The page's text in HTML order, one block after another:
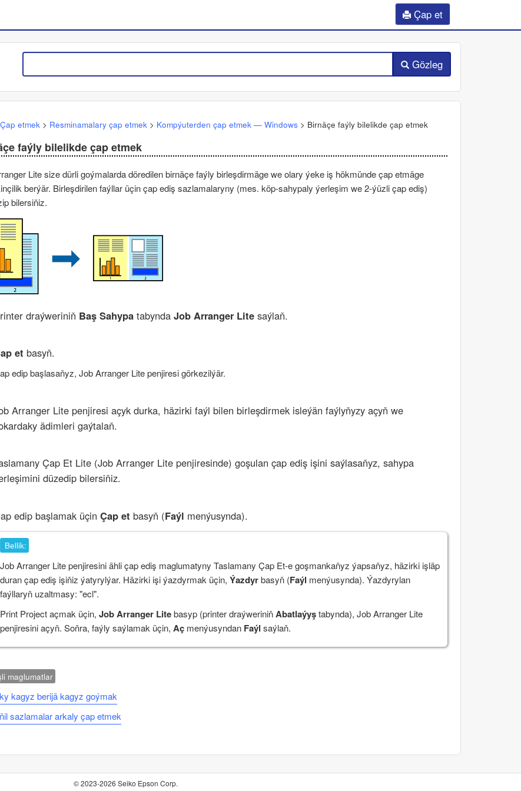
Çap et
Gözleg
Çap etmek > Resminamalary çap etmek > Kompýuterden çap etmek — Windows > Birnäçe faýly bilelikde çap etmek
faýly bilelikde çap etmek
Litesize dürli goýmalarda döredilen birnäçe faýly birleşdirmäge we olary ýeke iş hökmünde çap etmäge
berýär. Birleşdirilen faýllar üçin çap ediş sazlamalaryny (mes. köp-sahypaly ýerleşim we 2-ýüzli çap ediş)
bilersiňiz.
draýweriniň Baş Sahypa tabynda Job Arranger Lite saýlaň.
et basyň.
edip başlasaňyz, Job Arranger Litepenjiresi görkezilýär.
Arranger Lite penjiresi açyk durka, häzirki faýl bilen birleşdirmek isleýän faýlyňyzy açyň we
ädimleri gaýtalaň.
Çap Et Lite (Job Arranger Lite penjiresinde) goşulan çap ediş işini saýlasaňyz, sahypa
düzedip bilersiňiz.
edip başlamak üçin Çap et basyň (Faýl menýusynda).
Bellik:
Job Arranger Litepenjiresini ähli çap ediş maglumatyny Taslamany Çap Et-e goşmankaňyz ýapsaňyz, häzirki işläp
duran çap ediş işiňiz ýatyrylýar. Häzirki işi ýazdyrmak üçin, Ýazdyrbasyň (Faýl menýusynda). Ýazdyrylan
faýllaryň uzaltmasy: "ecl".
Print Project açmak üçin, Job Arranger Litebasyp (printer draýweriniňAbatlaýyştabynda), Job Arranger Lite
penjiresini açyň. Soňra, faýly saýlamak üçin, Açmenýusyndan Faýl saýlaň.
maglumatlar
kagyz berijä kagyz goýmak
sazlamalar arkaly çap etmek
© 2023-2026 Seiko Epson Corp.